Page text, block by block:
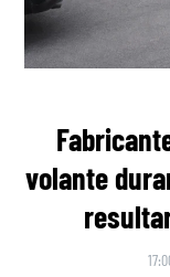
volante